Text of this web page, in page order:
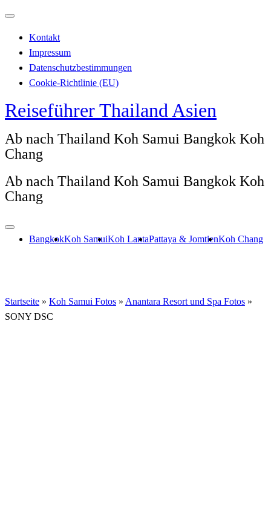
Zum
springenKontakt
Impressum
Datenschutzbestimmungen
Cookie-Richtlinie (EU)
Reiseführer Thailand Asien
Ab nach Thailand Koh Samui Bangkok Koh
Chang
Ab nach Thailand Koh Samui Bangkok Koh
Chang
BangkokKoh SamuiKoh LantaPattaya & JomtienKoh Chang
Startseite » Koh Samui Fotos » Anantara Resort und Spa Fotos »
SONY DSC